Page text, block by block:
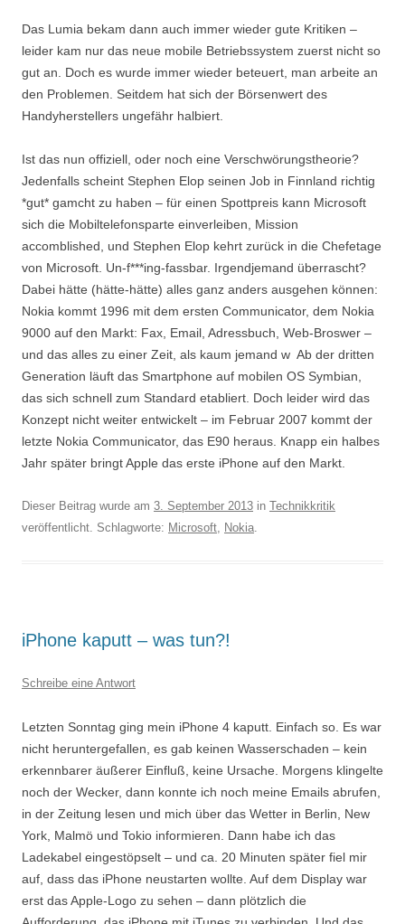
Das Lumia bekam dann auch immer wieder gute Kritiken –
leider kam nur das neue mobile Betriebssystem zuerst nicht so
gut an. Doch es wurde immer wieder beteuert, man arbeite an
den Problemen. Seitdem hat sich der Börsenwert des
Handyherstellers ungefähr halbiert.
Ist das nun offiziell, oder noch eine Verschwörungstheorie?
Jedenfalls scheint Stephen Elop seinen Job in Finnland richtig
*gut* gamcht zu haben – für einen Spottpreis kann Microsoft
sich die Mobiltelefonsparte einverleiben, Mission
accomblished, und Stephen Elop kehrt zurück in die Chefetage
von Microsoft. Un-f***ing-fassbar. Irgendjemand überrascht?
Dabei hätte (hätte-hätte) alles ganz anders ausgehen können:
Nokia kommt 1996 mit dem ersten Communicator, dem Nokia
9000 auf den Markt: Fax, Email, Adressbuch, Web-Broswer –
und das alles zu einer Zeit, als kaum jemand w Ab der dritten
Generation läuft das Smartphone auf mobilen OS Symbian,
das sich schnell zum Standard etabliert. Doch leider wird das
Konzept nicht weiter entwickelt – im Februar 2007 kommt der
letzte Nokia Communicator, das E90 heraus. Knapp ein halbes
Jahr später bringt Apple das erste iPhone auf den Markt.
Dieser Beitrag wurde am 3. September 2013 in Technikkritik
veröffentlicht. Schlagworte: Microsoft, Nokia.
iPhone kaputt – was tun?!
Schreibe eine Antwort
Letzten Sonntag ging mein iPhone 4 kaputt. Einfach so. Es war
nicht heruntergefallen, es gab keinen Wasserschaden – kein
erkennbarer äußerer Einfluß, keine Ursache. Morgens klingelte
noch der Wecker, dann konnte ich noch meine Emails abrufen,
in der Zeitung lesen und mich über das Wetter in Berlin, New
York, Malmö und Tokio informieren. Dann habe ich das
Ladekabel eingestöpselt – und ca. 20 Minuten später fiel mir
auf, dass das iPhone neustarten wollte. Auf dem Display war
erst das Apple-Logo zu sehen – dann plötzlich die